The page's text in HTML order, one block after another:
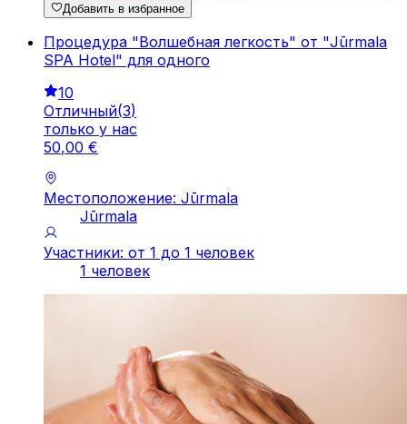
Добавить в избранное
Процедура "Волшебная легкость" от "Jūrmala
SPA Hotel" для одного
10
Отличный(3)
только у нас
50,00 €
Местоположение: Jūrmala
Jūrmala
Участники: от 1 до 1 человек
1 человек